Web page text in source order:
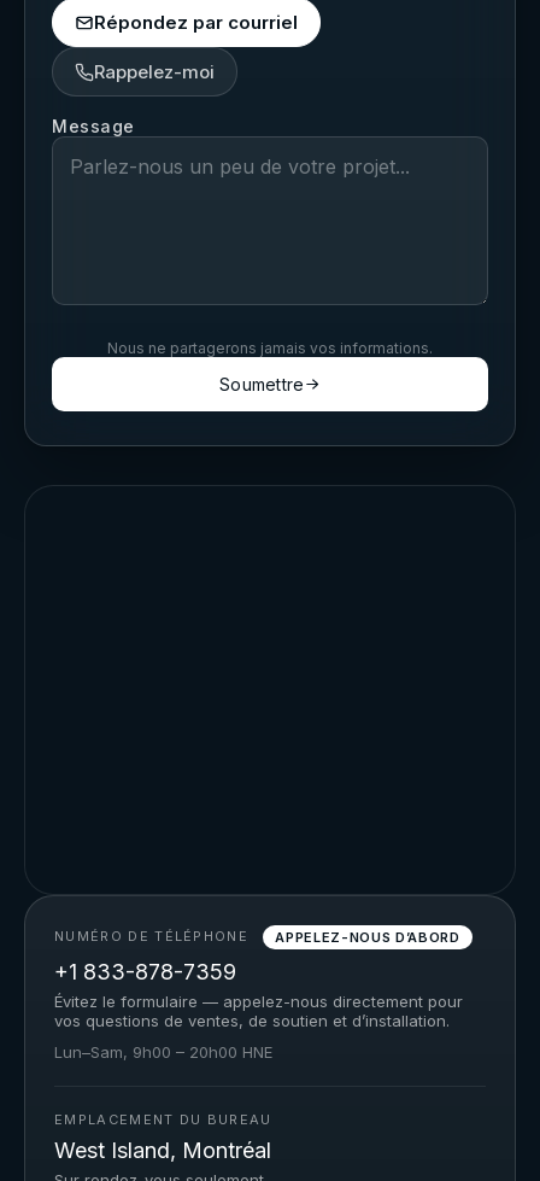
Répondez par courriel
Rappelez-moi
Message
Soumettre
Nous ne partagerons jamais vos informations.
NUMÉRO DE TÉLÉPHONE APPELEZ-NOUS D’ABORD
+1 833-878-7359
Évitez le formulaire — appelez-nous directement pour
vos questions de ventes, de soutien et d’installation.
Lun–Sam, 9h00 – 20h00 HNE
EMPLACEMENT DU BUREAU
West Island, Montréal